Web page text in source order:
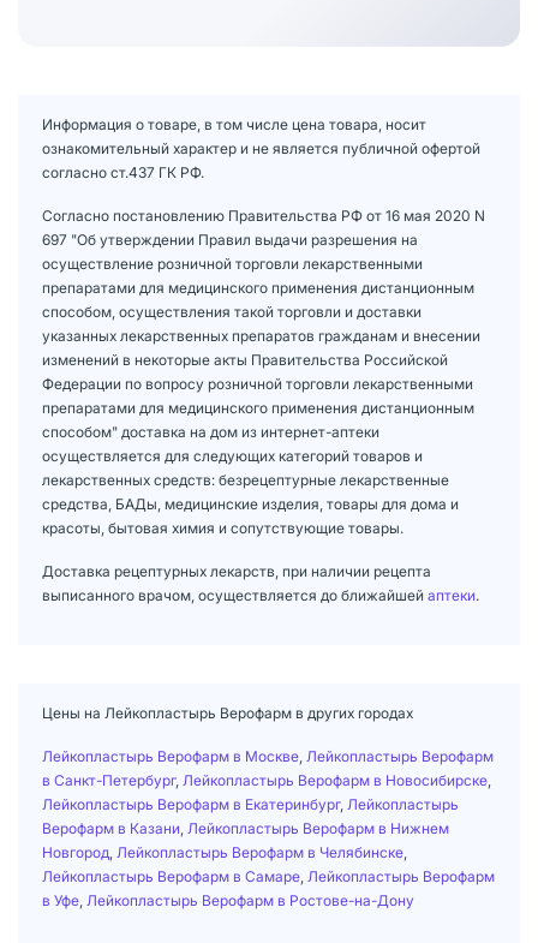
Информация о товаре, в том числе цена товара, носит
ознакомительный характер и не является публичной офертой
согласно ст.437 ГК РФ.
Согласно постановлению Правительства РФ от 16 мая 2020 N
697 "Об утверждении Правил выдачи разрешения на
осуществление розничной торговли лекарственными
препаратами для медицинского применения дистанционным
способом, осуществления такой торговли и доставки
указанных лекарственных препаратов гражданам и внесении
изменений в некоторые акты Правительства Российской
Федерации по вопросу розничной торговли лекарственными
препаратами для медицинского применения дистанционным
способом" доставка на дом из интернет-аптеки
осуществляется для следующих категорий товаров и
лекарственных средств: безрецептурные лекарственные
средства, БАДы, медицинские изделия, товары для дома и
красоты, бытовая химия и сопутствующие товары.
Доставка рецептурных лекарств, при наличии рецепта
выписанного врачом, осуществляется до ближайшей аптеки.
Цены на Лейкопластырь Верофарм в других городах
Лейкопластырь Верофарм в Москве Лейкопластырь Верофарм
в Санкт-Петербург, Лейкопластырь Верофарм в Новосибирске
Лейкопластырь Верофарм в Екатеринбург, Лейкопластырь
Верофарм в Казани Лейкопластырь Верофарм в Нижнем
Новгород Лейкопластырь Верофарм в Челябинске
Лейкопластырь Верофарм в Самаре Лейкопластырь Верофарм
в Уфе Лейкопластырь Верофарм в Ростове-на-Дону